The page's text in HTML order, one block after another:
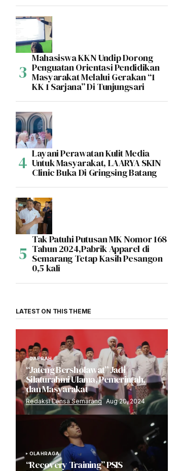
Mahasiswa KKN Undip Dorong
Penguatan Orientasi Pendidikan
Masyarakat Melalui Gerakan “1
KK 1 Sarjana” Di Tunjungsari
Layani Perawatan Kulit Media
Untuk Masyarakat, LAARYA SKIN
Clinic Buka Di Gringsing Batang
Tak Patuhi Putusan MK Nomor 168
Tahun 2024,Pabrik Apparel di
Semarang Tetap Kasih Pesangon
0,5 kali
LATEST ON THIS THEME
DAERAH
“Jateng Bersholawat” Jadi
Silaturahmi Ulama, Pemerintah,
dan Masyarakat
Redaksi Lensa Semarang Aug 20, 2024
OLAHRAGA
“Recovery Training” PSIS